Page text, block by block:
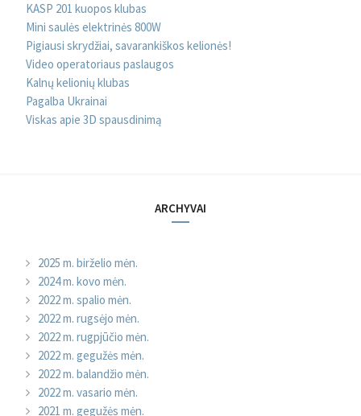
KASP 201 kuopos klubas
Mini saulės elektrinės 800W
Pigiausi skrydžiai, savarankiškos kelionės!
Video operatoriaus paslaugos
Kalnų kelionių klubas
Pagalba Ukrainai
Viskas apie 3D spausdinimą
ARCHYVAI
2025 m. birželio mėn.
2024 m. kovo mėn.
2022 m. spalio mėn.
2022 m. rugsėjo mėn.
2022 m. rugpjūčio mėn.
2022 m. gegužės mėn.
2022 m. balandžio mėn.
2022 m. vasario mėn.
2021 m. gegužės mėn.